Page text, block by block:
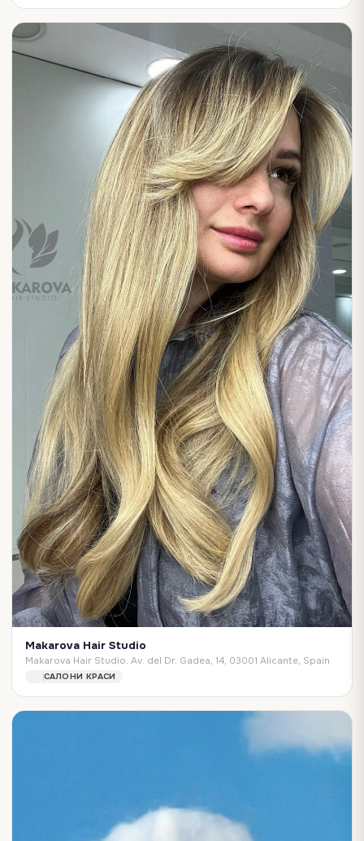
Makarova Hair Studio
Makarova Hair Studio. Av. del Dr. Gadea, 14, 03001 Alicante, Spain
САЛОНИ КРАСИ